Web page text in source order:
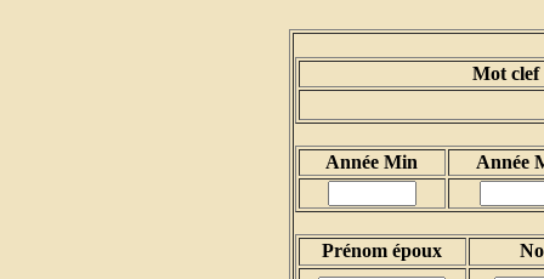
Mot clef
Année Min Année
Prénom époux